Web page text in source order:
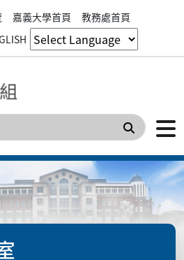
嘉義大學首頁
教務處首頁
搜尋